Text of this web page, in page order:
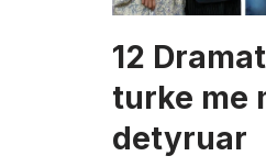
12
turke me
detyruar